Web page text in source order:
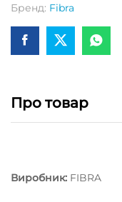
Бренд: Fibra
Про товар
Виробник: FIBRA